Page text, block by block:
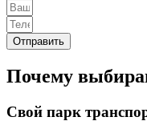
Отправить
Почему
Свой парк